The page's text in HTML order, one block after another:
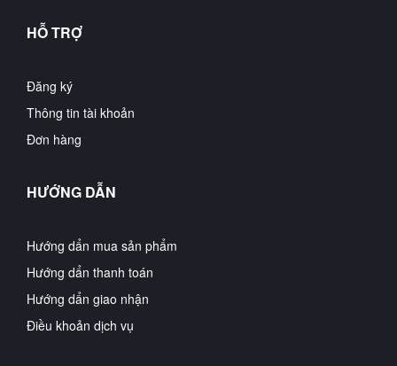
HỖ TRỢ
Đăng ký
Thông tin tài khoản
Đơn hàng
HƯỚNG DẪN
Hướng dẩn mua sản phẩm
Hướng dẩn thanh toán
Hướng dẩn giao nhận
Điều khoản dịch vụ